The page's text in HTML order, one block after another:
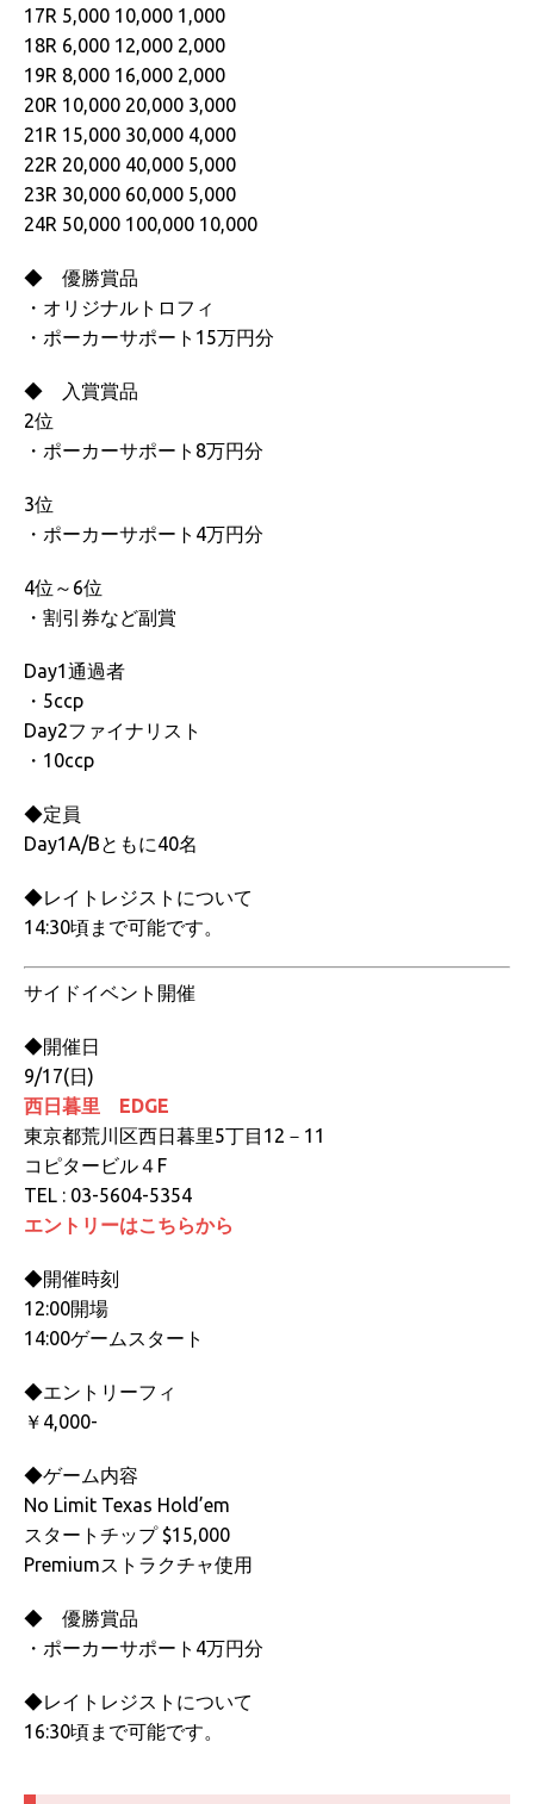
17R 5,000 10,000 1,000
18R 6,000 12,000 2,000
19R 8,000 16,000 2,000
20R 10,000 20,000 3,000
21R 15,000 30,000 4,000
22R 20,000 40,000 5,000
23R 30,000 60,000 5,000
24R 50,000 100,000 10,000
◆ 優勝賞品
・オリジナルトロフィ
・ポーカーサポート15万円分
◆ 入賞賞品
2位
・ポーカーサポート8万円分
3位
・ポーカーサポート4万円分
4位～6位
・割引券など副賞
Day1通過者
・5ccp
Day2ファイナリスト
・10ccp
◆定員
Day1A/Bともに40名
◆レイトレジストについて
14:30頃まで可能です。
サイドイベント開催
◆開催日
9/17(日)
西日暮里 EDGE
東京都荒川区西日暮里5丁目12－11
コピタービル４F
TEL : 03-5604-5354
エントリーはこちらから
◆開催時刻
12:00開場
14:00ゲームスタート
◆エントリーフィ
￥4,000-
◆ゲーム内容
No Limit Texas Hold’em
スタートチップ $15,000
Premiumストラクチャ使用
◆ 優勝賞品
・ポーカーサポート4万円分
◆レイトレジストについて
16:30頃まで可能です。